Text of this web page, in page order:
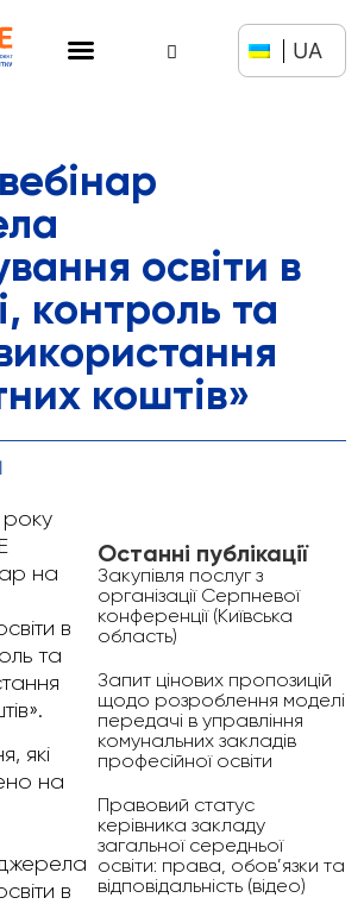
UA
освіти в
контроль та
коштів»
року
на
в
та
які
на
в
Останні публікації
Закупівля послуг з
організації Серпневої
конференції (Київська
область)
Запит цінових пропозицій
щодо розроблення моделі
передачі в управління
комунальних закладів
професійної освіти
Правовий статус
керівника закладу
загальної середньої
освіти: права, обов’язки та
відповідальність (відео)